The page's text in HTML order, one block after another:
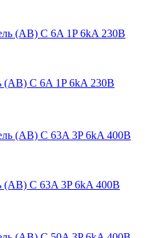
(АВ) C 6A 1P 6kA 230В
(АВ) C 63A 3P 6kA 400В